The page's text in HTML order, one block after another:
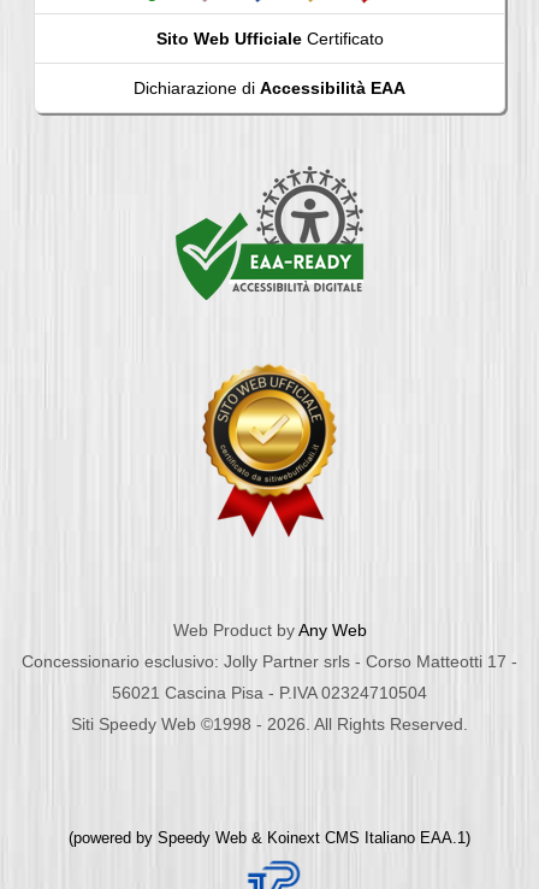
Sito Web UfficialeCertificato
Dichiarazione di Accessibilità EAA
Web Product byAny Web
Concessionario esclusivo: Jolly Partner srls - Corso Matteotti 17 -
56021 Cascina Pisa - P.IVA 02324710504
Siti Speedy Web ©1998 - 2026. All Rights Reserved.
(powered by Speedy Web & Koinext CMS Italiano EAA.1)